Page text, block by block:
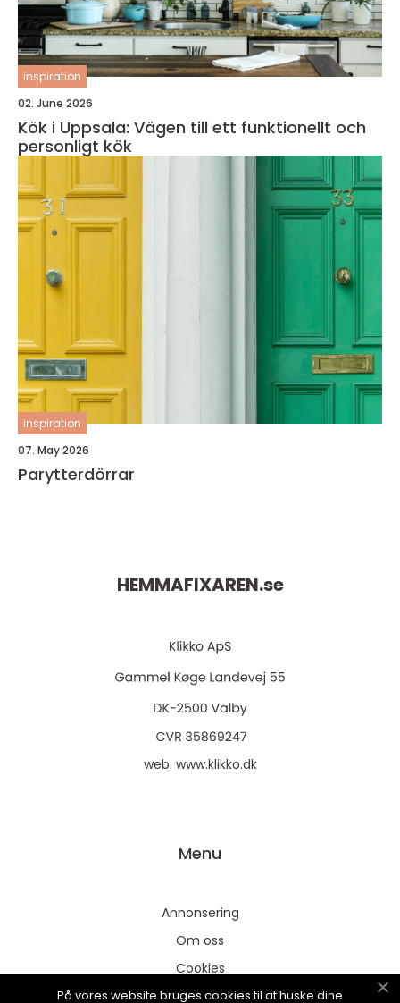
inspiration
02. June 2026
Kök i Uppsala: Vägen till ett funktionellt och
personligt kök
inspiration
07. May 2026
Parytterdörrar
HEMMAFIXAREN.se
web: www.klikko.dk
Menu
Annonsering
Om oss
Cookies
Kontakta oss
På vores website bruges cookies til at huske dine